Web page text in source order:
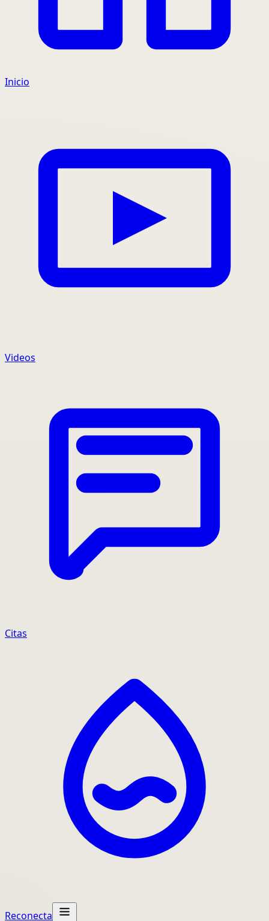
Inicio
Videos
Citas
Reconecta